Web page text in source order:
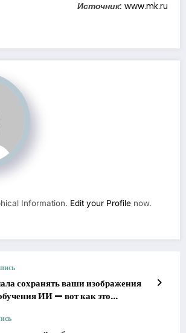
Источник: www.mk.ru
Information. Edit your Profile now.
сохранять ваши изображения
ИИ — вот как это